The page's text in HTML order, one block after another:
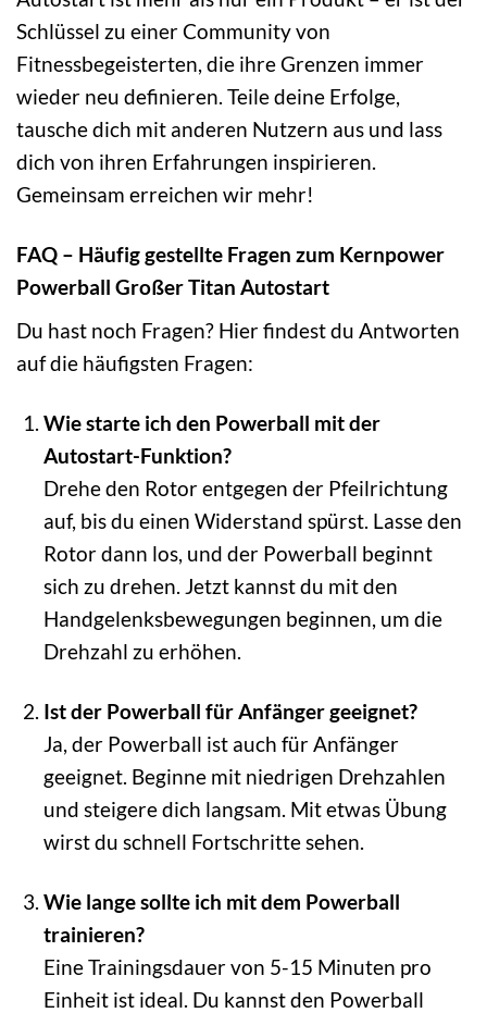
Schlüssel zu einer Community von
Fitnessbegeisterten, die ihre Grenzen immer
wieder neu definieren. Teile deine Erfolge,
tausche dich mit anderen Nutzern aus und lass
dich von ihren Erfahrungen inspirieren.
Gemeinsam erreichen wir mehr!
FAQ – Häufig gestellte Fragen zum Kernpower
Powerball Großer Titan Autostart
Du hast noch Fragen? Hier findest du Antworten
auf die häufigsten Fragen:
Wie starte ich den Powerball mit der
Autostart-Funktion?
Drehe den Rotor entgegen der Pfeilrichtung
auf, bis du einen Widerstand spürst. Lasse den
Rotor dann los, und der Powerball beginnt
sich zu drehen. Jetzt kannst du mit den
Handgelenksbewegungen beginnen, um die
Drehzahl zu erhöhen.
Ist der Powerball für Anfänger geeignet?
Ja, der Powerball ist auch für Anfänger
geeignet. Beginne mit niedrigen Drehzahlen
und steigere dich langsam. Mit etwas Übung
wirst du schnell Fortschritte sehen.
Wie lange sollte ich mit dem Powerball
trainieren?
Eine Trainingsdauer von 5-15 Minuten pro
Einheit ist ideal. Du kannst den Powerball